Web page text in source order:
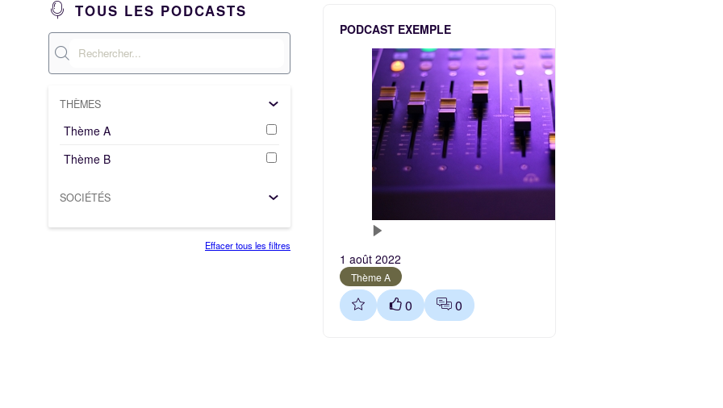
TOUS LES PODCASTS
THÈMES
Thème A
Thème B
SOCIÉTÉS
Effacer tous les filtres
PODCAST EXEMPLE
1 août 2022
Thème A
0 0